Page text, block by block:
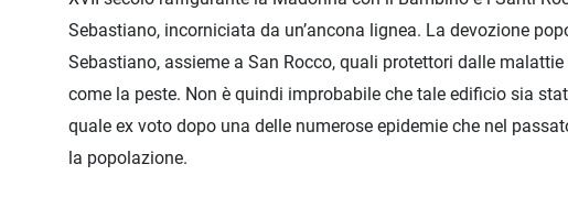
Sebastiano, incorniciata da un’ancona lignea. La devozione
Sebastiano, assieme a San Rocco, quali protettori dalle
come la peste. Non è quindi improbabile che tale edificio sia
quale ex voto dopo una delle numerose epidemie che nel
la popolazione.